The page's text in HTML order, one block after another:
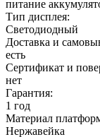
питание
Тип дисплея:
Светодиодный
Доставка и
есть
Сертификат и
нет
Гарантия:
1 год
Материал
Нержавейка